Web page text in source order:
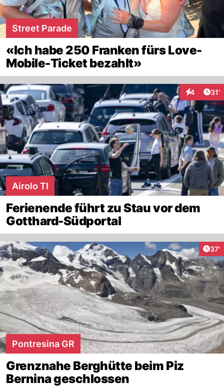
Street Parade
«Ich habe 250 Franken fürs Love-
Mobile-Ticket bezahlt»
4 31'
Airolo TI
Ferienende führt zu Stau vor dem
Gotthard-Südportal
37'
Pontresina GR
Grenznahe Berghütte beim Piz
Bernina geschlossen